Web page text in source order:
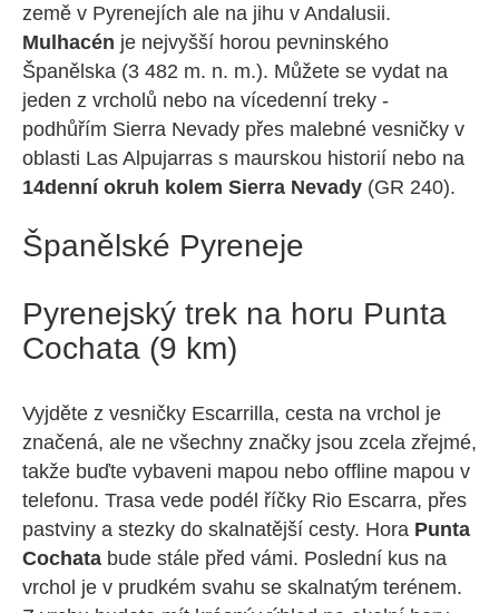
země v Pyrenejích ale na jihu v Andalusii.
Mulhacén je nejvyšší horou pevninského
Španělska (3 482 m. n. m.). Můžete se vydat na
jeden z vrcholů nebo na vícedenní treky -
podhůřím Sierra Nevady přes malebné vesničky v
oblasti Las Alpujarras s maurskou historií nebo na
14denní okruh kolem Sierra Nevady (GR 240).
Španělské Pyreneje
Pyrenejský trek na horu Punta
Cochata (9 km)
Vyjděte z vesničky Escarrilla, cesta na vrchol je
značená, ale ne všechny značky jsou zcela zřejmé,
takže buďte vybaveni mapou nebo offline mapou v
telefonu. Trasa vede podél říčky Rio Escarra, přes
pastviny a stezky do skalnatější cesty. Hora Punta
Cochata bude stále před vámi. Poslední kus na
vrchol je v prudkém svahu se skalnatým terénem.